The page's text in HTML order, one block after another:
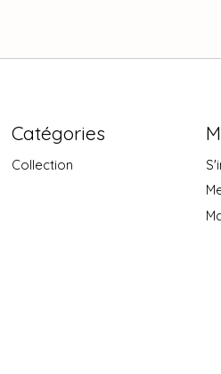
Catégories
Collection